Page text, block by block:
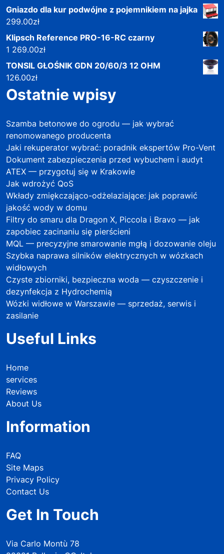
Gniazdo dla kur podwójne z pojemnikiem na jajka
299.00zł
Klipsch Reference PRO-16-RC czarny
1 269.00zł
TONSIL GŁOŚNIK GDN 20/60/3 12 OHM
126.00zł
Ostatnie wpisy
Szamba betonowe do ogrodu — jak wybrać
renomowanego producenta
Jaki rekuperator wybrać: poradnik ekspertów Pro-Vent
Dokument zabezpieczenia przed wybuchem i audyt
ATEX — przygotuj się w Krakowie
Jak wdrożyć QoS
Wkłady zmiękczająco-odżelaziające: jak poprawić
jakość wody w domu
Filtry do smaru dla Dragon X, Piccola i Bravo — jak
zapobiec zacinaniu się pierścieni
MQL — precyzyjne smarowanie mgłą i dozowanie oleju
Szybka naprawa silników elektrycznych w wózkach
widłowych
Czyste zbiorniki, bezpieczna woda — czyszczenie i
dezynfekcja z Hydrochemią
Wózki widłowe w Warszawie — sprzedaż, serwis i
zasilanie
Useful Links
Home
services
Reviews
About Us
Information
FAQ
Site Maps
Privacy Policy
Contact Us
Get In Touch
Via Carlo Montù 78